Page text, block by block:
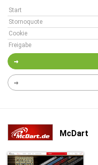
Start
Stornoquote
Cookie
Freigabe
McDart